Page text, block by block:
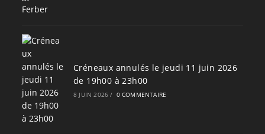
Créneaux annulés le jeudi 11 juin 2026
de 19h00 à 23h00
8 JUIN 2026 / 0 COMMENTAIRE